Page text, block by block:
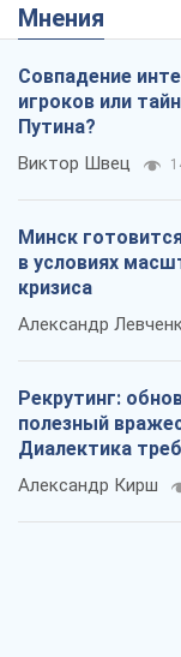
Мнения
Совпадение
игроков или
Путина?
Виктор Швец
Минск
в условиях
кризиса
Александр
Рекрутинг:
полезный
Диалектика
Александр Кирш